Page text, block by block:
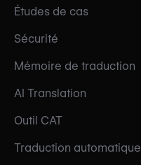
Études de cas
Sécurité
Mémoire de traduction
AI Translation
Outil CAT
Traduction automatique